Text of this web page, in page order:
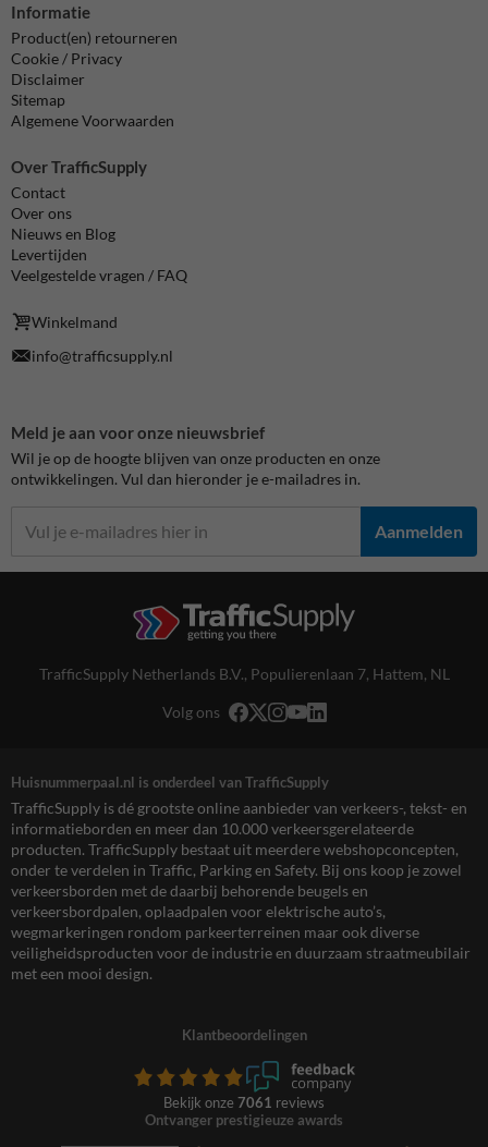
Informatie
Product(en) retourneren
Cookie / Privacy
Disclaimer
Sitemap
Algemene Voorwaarden
Over TrafficSupply
Contact
Over ons
Nieuws en Blog
Levertijden
Veelgestelde vragen / FAQ
Winkelmand
info@trafficsupply.nl
Meld je aan voor onze nieuwsbrief
Wil je op de hoogte blijven van onze producten en onze
ontwikkelingen. Vul dan hieronder je e-mailadres in.
Aanmelden
TrafficSupply Netherlands B.V., Populierenlaan 7, Hattem, NL
Volg ons
Huisnummerpaal.nl is onderdeel van TrafficSupply
TrafficSupply is dé grootste online aanbieder van verkeers-, tekst- en
informatieborden en meer dan 10.000 verkeersgerelateerde
producten. TrafficSupply bestaat uit meerdere webshopconcepten,
onder te verdelen in Traffic, Parking en Safety. Bij ons koop je zowel
verkeersborden met de daarbij behorende beugels en
verkeersbordpalen, oplaadpalen voor elektrische auto’s,
wegmarkeringen rondom parkeerterreinen maar ook diverse
veiligheidsproducten voor de industrie en duurzaam straatmeubilair
met een mooi design.
Klantbeoordelingen
Bekijk onze 7061 reviews
Ontvanger prestigieuze awards